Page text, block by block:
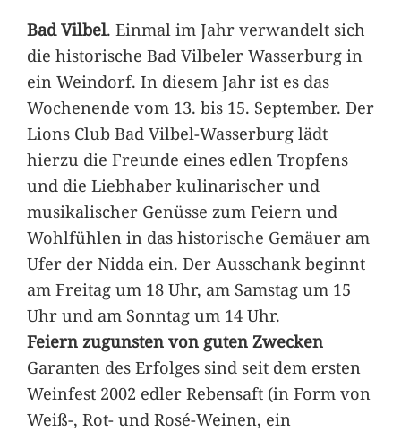
Bad Vilbel. Einmal im Jahr verwandelt sich
die historische Bad Vilbeler Wasserburg in
ein Weindorf. In diesem Jahr ist es das
Wochenende vom 13. bis 15. September. Der
Lions Club Bad Vilbel-Wasserburg lädt
hierzu die Freunde eines edlen Tropfens
und die Liebhaber kulinarischer und
musikalischer Genüsse zum Feiern und
Wohlfühlen in das historische Gemäuer am
Ufer der Nidda ein. Der Ausschank beginnt
am Freitag um 18 Uhr, am Samstag um 15
Uhr und am Sonntag um 14 Uhr.
Feiern zugunsten von guten Zwecken
Garanten des Erfolges sind seit dem ersten
Weinfest 2002 edler Rebensaft (in Form von
Weiß-, Rot- und Rosé-Weinen, ein